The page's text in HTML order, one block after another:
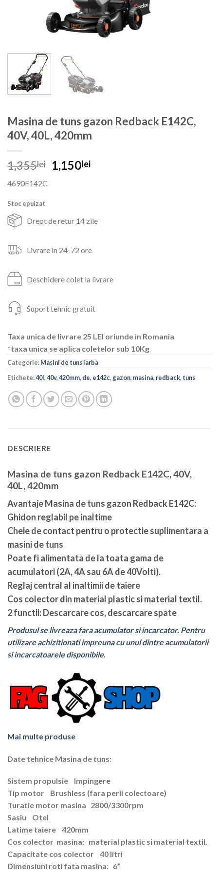
Masina de tuns gazon Redback E142C,
40V, 40L, 420mm
1,355lei
Prețul
inițial
1,150leiPrețul
4690E142C
Stoc epuizat
Drept de retur 14 zile
Livrare in 24-72 ore
Deschidere colet la livrare
Suport tehnic gratuit
Taxa unica de livrare 25 LEI oriunde in Romania
*taxa unica se aplica coletelor sub 10Kg
Categorie:Masini de tuns iarba
Etichete:40l,40v,420mm, de, e142c,gazon, masina, redback, tuns
DESCRIERE
Masina de tuns gazon Redback E142C, 40V,
40L, 420mm
Avantaje Masina de tuns gazon Redback E142C:
Ghidon reglabil pe inaltime
Cheie de contact pentru o protectie suplimentara a
masini de tuns
Poate fi alimentata de la toata gama de
acumulatori (2A, 4A sau 6A de 40Volti).
Reglaj central al inaltimii de taiere
Cos colector din material plastic si material textil.
2 functii: Descarcare cos, descarcare spate
Produsul se livreaza fara acumulator si incarcator. Pentru
utilizare achizitionati impreuna cu unul dintre acumulatorii
si incarcatoarele disponibile.
Mai multe produse
Date tehnice Masina de tuns:
Sistem propulsie Impingere
Tip motor Brushless (fara perii colectoare)
Turatie motor masina 2800/3300rpm
Sasiu Otel
Latime taiere 420mm
Cos colector masina: material plastic si material textil.
Capacitate cos colector 40 litri
Dimensiuni roti fata masina: 6”